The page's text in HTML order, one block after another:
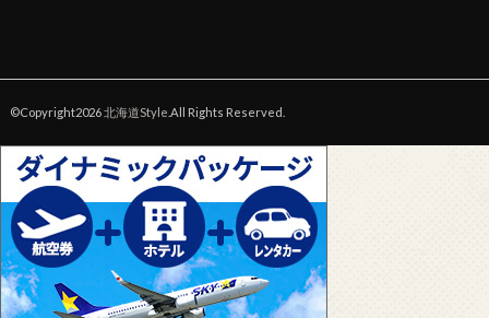
©Copyright2026北海道Style .All Rights Reserved.